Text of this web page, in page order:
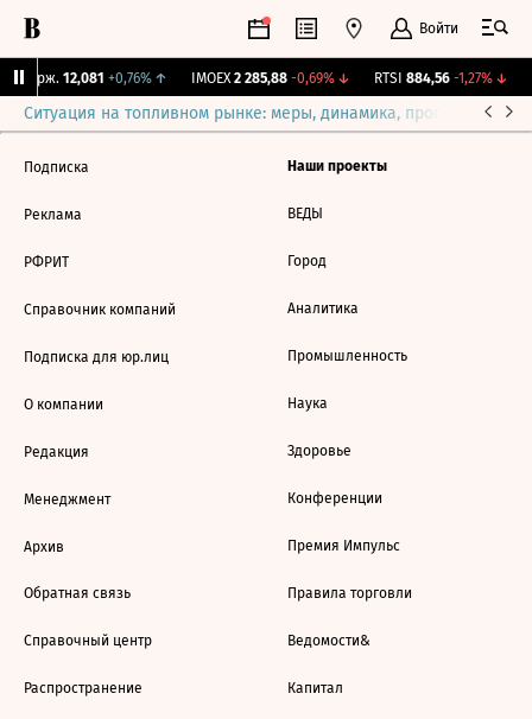
Войти
Бирж. 12,081 +0,76%↑ IMOEX 2 285,88 -0,69%↓ RTSI 884,56 -1,27%↓
Ситуация на топливном рынке: меры, динамика, прогнозы
Подписка
Реклама
РФРИТ
Справочник компаний
Подписка для юр.лиц
О компании
Редакция
Менеджмент
Архив
Обратная связь
Справочный центр
Распространение
Наши проекты
ВЕДЫ
Город
Аналитика
Промышленность
Наука
Здоровье
Конференции
Премия Импульс
Правила торговли
Ведомости&
Капитал